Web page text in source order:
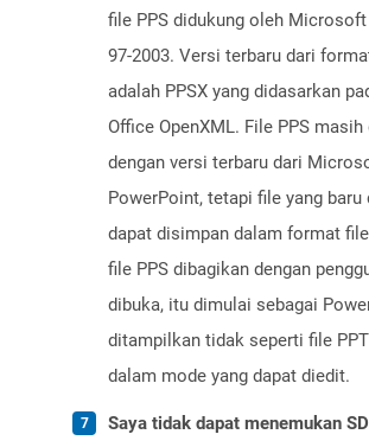
file PPS didukung oleh
97-2003. Versi terbaru dari
adalah PPSX yang didasarkan
Office OpenXML. File PPS
dengan versi terbaru dari
PowerPoint, tetapi file yang baru
dapat disimpan dalam format
file PPS dibagikan dengan
dibuka, itu dimulai sebagai
ditampilkan tidak seperti file
dalam mode yang dapat diedit.
Saya tidak dapat menemukan